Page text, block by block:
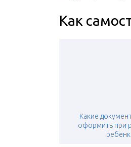
Как
Какие
оформить при